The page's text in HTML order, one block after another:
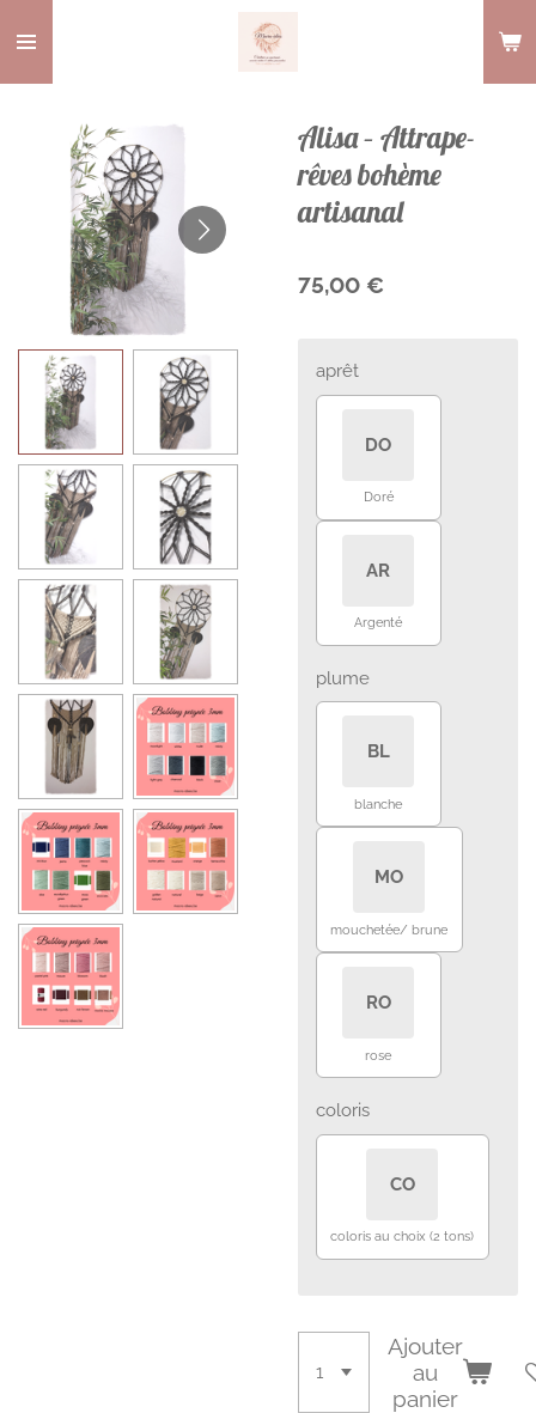
au
contenu
Alisa – Attrape-
rêves bohème
artisanal
75,00 €
aprêt
DO
Doré
AR
Argenté
plume
BL
blanche
MO
mouchetée/ brune
RO
rose
coloris
CO
coloris au choix (2 tons)
Ajouter
au
panier